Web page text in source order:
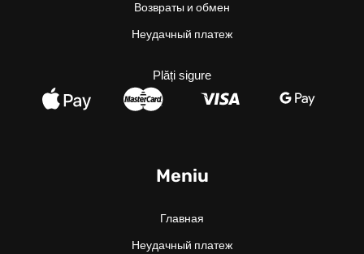
Meniu
Главная
Неудачный платеж
Возвраты и обмен
Неудачный платеж
Plăți sigure